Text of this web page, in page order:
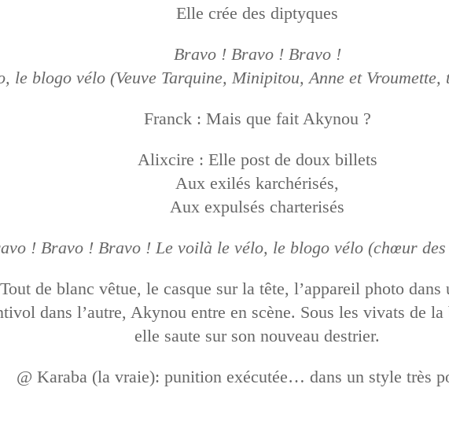
Elle crée des diptyques
Bravo ! Bravo ! Bravo !
le blogo vélo (Veuve Tarquine, Minipitou, Anne et Vroumette,
Franck : Mais que fait Akynou ?
Alixcire : Elle post de doux billets
Aux exilés karchérisés,
Aux expulsés charterisés
! Bravo ! Bravo ! Le voilà le vélo, le blogo vélo (chœur
Tout de blanc vêtue, le casque sur la tête, l’appareil photo dans
dans l’autre, Akynou entre en scène. Sous les vivats de la
elle saute sur son nouveau destrier.
@ Karaba (la vraie): punition exécutée… dans un style très